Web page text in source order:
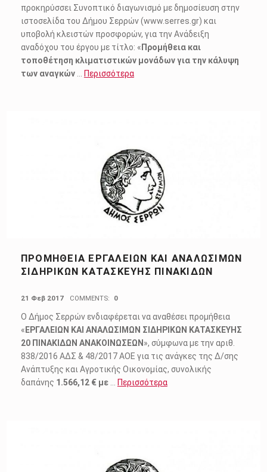
προκηρύσσει Συνοπτικό διαγωνισμό με δημοσίευση στην
ιστοσελίδα του Δήμου Σερρών (www.serres.gr) και
υποβολή κλειστών προσφορών, για την Ανάδειξη
αναδόχου του έργου με τίτλο: «Προμήθεια και
τοποθέτηση κλιματιστικών μονάδων για την κάλυψη
των αναγκών
Περισσότερα
ΠΡΟΜΉΘΕΙΑ ΕΡΓΑΛΕΊΩΝ ΚΑΙ ΑΝΑΛΩΣΊΜΩΝ
ΣΙΔΗΡΙΚΏΝ ΚΑΤΑΣΚΕΥΉΣ ΠΙΝΑΚΊΔΩΝ
21 Φεβ 2017 COMMENTS: 0
Ο Δήμος Σερρών ενδιαφέρεται να αναθέσει προμήθεια
« ΕΡΓΑΛΕΙΩΝ ΚΑΙ ΑΝΑΛΩΣΙΜΩΝ ΣΙΔΗΡΙΚΩΝ ΚΑΤΑΣΚΕΥΗΣ
20 ΠΙΝΑΚΙΔΩΝ ΑΝΑΚΟΙΝΩΣΕΩΝ », σύμφωνα με την αριθ.
838/2016 AΔΣ & 48/2017 ΑΟΕ για τις ανάγκες της Δ/σης
Ανάπτυξης και Αγροτικής Οικονομίας, συνολικής
δαπάνης 1.566,12 € με Περισσότερα